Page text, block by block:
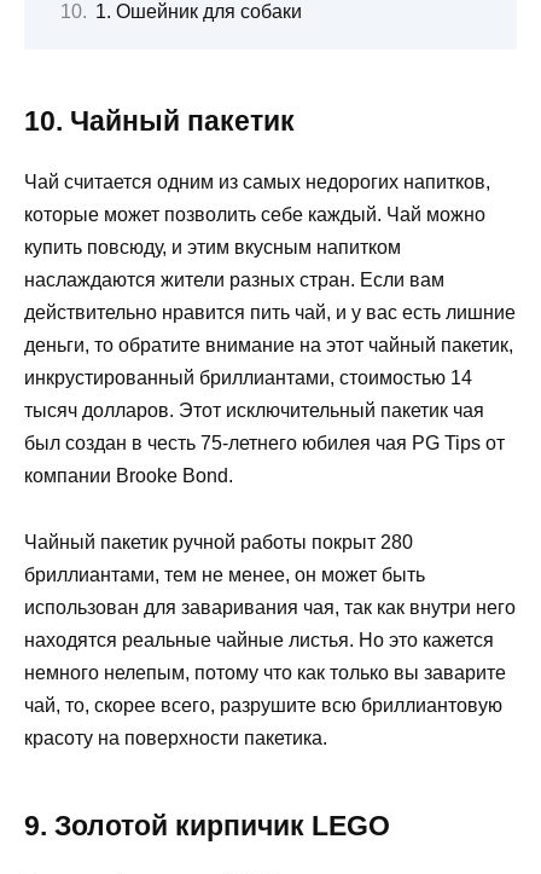
1. Ошейник для собаки
10. Чайный пакетик
Чай считается одним из самых недорогих напитков,
которые может позволить себе каждый. Чай можно
купить повсюду, и этим вкусным напитком
наслаждаются жители разных стран. Если вам
действительно нравится пить чай, и у вас есть лишние
деньги, то обратите внимание на этот чайный пакетик,
инкрустированный бриллиантами, стоимостью 14
тысяч долларов. Этот исключительный пакетик чая
был создан в честь 75-летнего юбилея чая PG Tips от
компании Brooke Bond.
Чайный пакетик ручной работы покрыт 280
бриллиантами, тем не менее, он может быть
использован для заваривания чая, так как внутри него
находятся реальные чайные листья. Но это кажется
немного нелепым, потому что как только вы заварите
чай, то, скорее всего, разрушите всю бриллиантовую
красоту на поверхности пакетика.
9. Золотой кирпичик LEGO